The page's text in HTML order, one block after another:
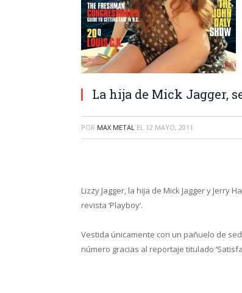
La hija de Mick Jagger,
POR MAX METAL EL 12 MAYO, 2011
Lizzy Jagger, la hija de Mick Jagger y
revista ‘Playboy’.
Vestida únicamente con un pañuelo de
número gracias al reportaje titulado